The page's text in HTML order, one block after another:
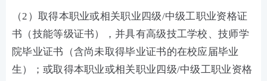
（2）取得本职业或相关职业四级/中级工职业资格证
书（技能等级证书），并具有高级技工学校、技师学
院毕业证书（含尚未取得毕业证书的在校应届毕业
生）；或取得本职业或相关职业四级/中级工职业资格